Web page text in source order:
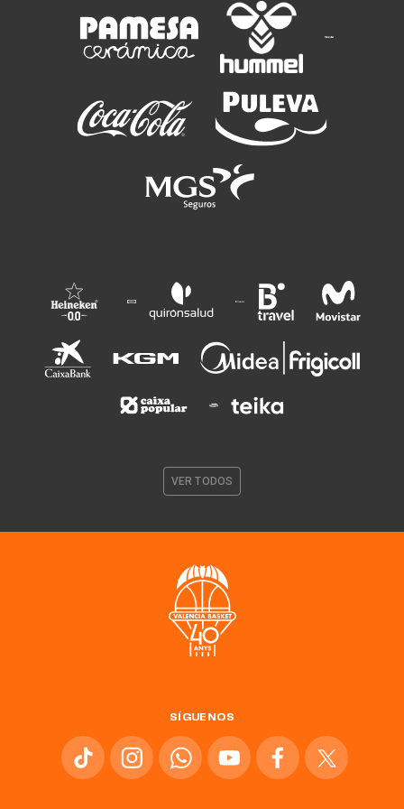
VER TODOS
SÍGUENOS